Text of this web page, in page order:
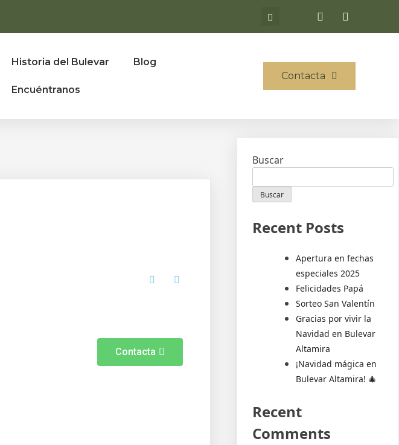
Historia del Bulevar Blog
Encuéntranos
Contacta
Contacta
Buscar
Buscar
Recent Posts
Apertura en fechas
especiales 2025
Felicidades Papá
Sorteo San Valentín
Gracias por vivir la
Navidad en Bulevar
Altamira
¡Navidad mágica en
Bulevar Altamira! 🎄
Recent
Comments